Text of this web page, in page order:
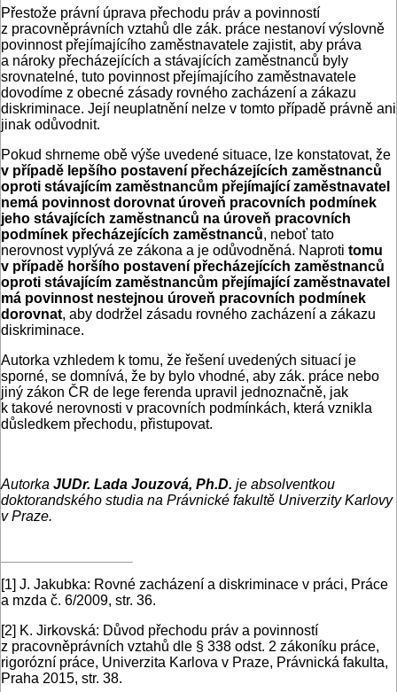
Přestože právní úprava přechodu práv a povinností
z pracovněprávních vztahů dle zák. práce nestanoví výslovně
povinnost přejímajícího zaměstnavatele zajistit, aby práva
a nároky přecházejících a stávajících zaměstnanců byly
srovnatelné, tuto povinnost přejímajícího zaměstnavatele
dovodíme z obecné zásady rovného zacházení a zákazu
diskriminace. Její neuplatnění nelze v tomto případě právně ani
jinak odůvodnit.
Pokud shrneme obě výše uvedené situace, lze konstatovat, že
v případě lepšího postavení přecházejících zaměstnanců
oproti stávajícím zaměstnancům přejímající zaměstnavatel
nemá povinnost dorovnat úroveň pracovních podmínek
jeho stávajících zaměstnanců na úroveň pracovních
podmínek přecházejících zaměstnanců, neboť tato
nerovnost vyplývá ze zákona a je odůvodněná. Naproti tomu
v případě horšího postavení přecházejících zaměstnanců
oproti stávajícím zaměstnancům přejímající zaměstnavatel
má povinnost nestejnou úroveň pracovních podmínek
dorovnat, aby dodržel zásadu rovného zacházení a zákazu
diskriminace.
Autorka vzhledem k tomu, že řešení uvedených situací je
sporné, se domnívá, že by bylo vhodné, aby zák. práce nebo
jiný zákon ČR de lege ferenda upravil jednoznačně, jak
k takové nerovnosti v pracovních podmínkách, která vznikla
důsledkem přechodu, přistupovat.
Autorka JUDr. Lada Jouzová, Ph.D. je absolventkou
doktorandského studia na Právnické fakultě Univerzity Karlovy
v Praze.
[1] J. Jakubka: Rovné zacházení a diskriminace v práci, Práce
a mzda č. 6/2009, str. 36.
[2] K. Jirkovská: Důvod přechodu práv a povinností
z pracovněprávních vztahů dle § 338 odst. 2 zákoníku práce,
rigorózní práce, Univerzita Karlova v Praze, Právnická fakulta,
Praha 2015, str. 38.